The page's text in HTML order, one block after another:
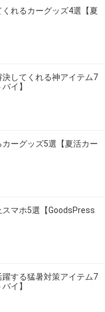
れるカーグッズ4選【夏
してくれる神アイテム7
イ】
ーグッズ5選【夏活カー
スマホ5選【GoodsPress
する猛暑対策アイテム7
イ】